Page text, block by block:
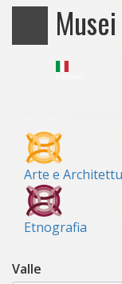
Arte e
Etnografia
Valle